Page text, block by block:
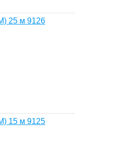
25 м 9126
15 м 9125